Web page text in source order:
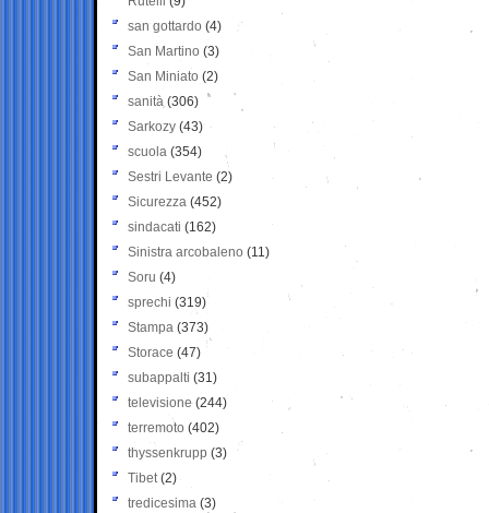
san gottardo (4)
San Martino (3)
San Miniato (2)
sanità (306)
Sarkozy (43)
scuola (354)
Sestri Levante (2)
Sicurezza (452)
sindacati (162)
Sinistra arcobaleno (11)
Soru (4)
sprechi (319)
Stampa (373)
Storace (47)
subappalti (31)
televisione(244)
terremoto (402)
thyssenkrupp (3)
Tibet(2)
tredicesima (3)